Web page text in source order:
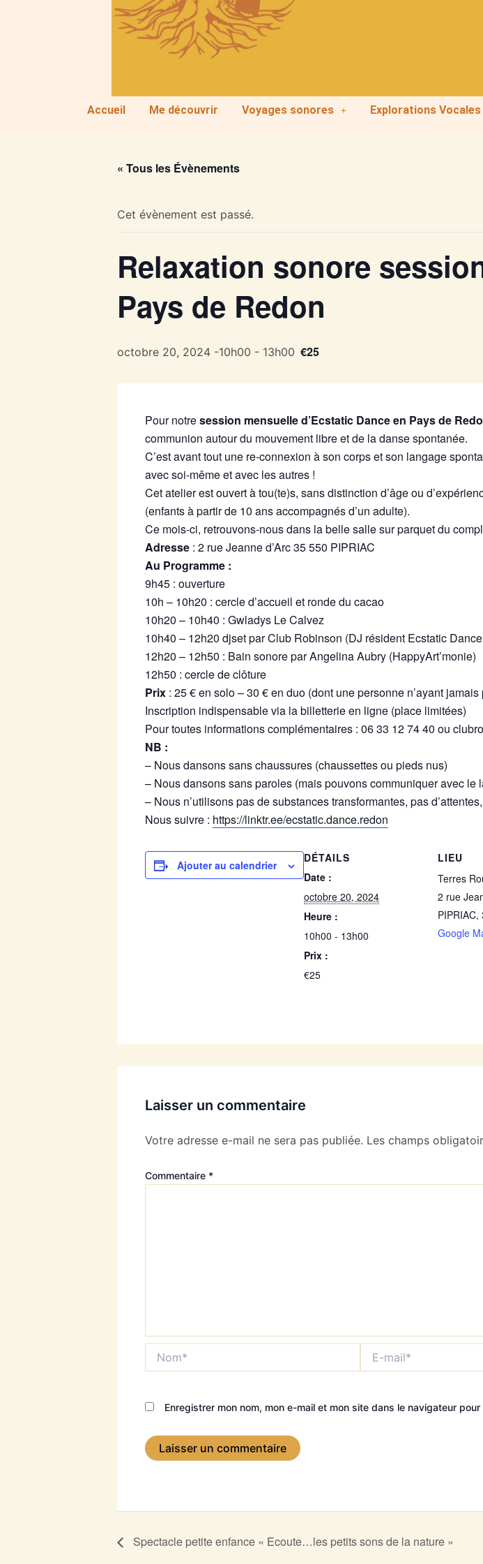
Accueil Me découvrir Voyages sonores Explorations Vocales
« Tous les Évènements
Cet évènement est passé.
Relaxation sonore
Pays de Redon
octobre 20, 2024 -10h00 - 13h00 €25
Pour notresession mensuelle d’Ecstatic Dance en Pays de
communion autour du mouvement libre et de la danse spontanée.
C’est avant tout une re-connexion à son corps et son langage
avec soi-même et avec les autres !
Cet atelier est ouvert à tou(te)s, sans distinction d’âge ou
(enfants à partir de 10 ans accompagnés d’un adulte).
Ce mois-ci, retrouvons-nous dans la belle salle sur parquet du
Adresse : 2 rue Jeanne d’Arc 35 550 PIPRIAC
Au Programme :
9h45 : ouverture
10h – 10h20 : cercle d’accueil et ronde du cacao
10h20 – 10h40 : Gwladys Le Calvez
10h40 – 12h20 djset par Club Robinson (DJ résident Ecstatic
12h20 – 12h50 : Bain sonore par Angelina Aubry (HappyArt’monie)
12h50 : cercle de clôture
Prix : 25 € en solo – 30 € en duo (dont une personne n’ayant
Inscription indispensable via la billetterie en ligne (place limitées)
Pour toutes informations complémentaires : 06 33 12 74 40 ou
NB :
– Nous dansons sans chaussures (chaussettes ou pieds nus)
– Nous dansons sans paroles (mais pouvons communiquer avec le
– Nous n’utilisons pas de substances transformantes, pas
Nous suivre : https://linktr.ee/ecstatic.dance.redon
Ajouter au calendrier
DÉTAILS
Date :
octobre 20, 2024
Heure :
10h00 - 13h00
Prix :
€25
LIEU
Terres
2 rue
PIPRIAC,
Google
Laisser un commentaire
Votre adresse e-mail ne sera pas publiée. Les champs
Commentaire *
mail*
Enregistrer mon nom, mon e-mail et mon site dans le navigateur
Spectacle petite enfance « Ecoute…les petits sons de la nature »